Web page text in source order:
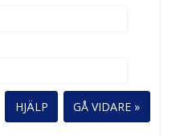
HJÄLP